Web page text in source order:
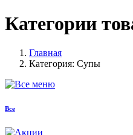
Категории
Главная
Категория: Супы
Все